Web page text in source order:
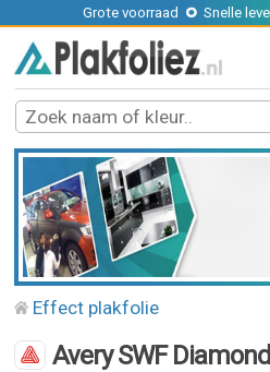
Grote voorraad Snelle
Effect plakfolie
Avery SWF